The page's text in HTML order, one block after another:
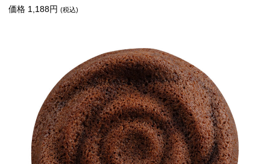
価格 1,188円 (税込)